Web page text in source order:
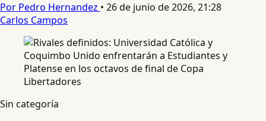
Por Pedro Hernandez • 26 de junio de 2026, 21:28
Carlos Campos
Sin categoría